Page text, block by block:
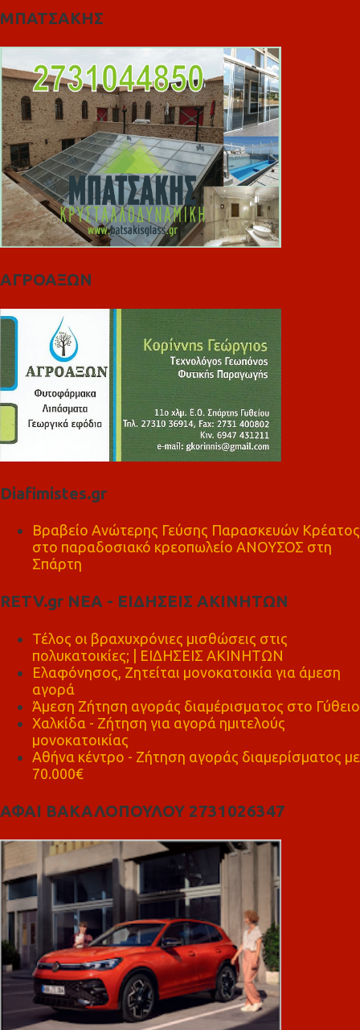
ΜΠΑΤΣΑΚΗΣ
ΑΓΡΟΑΞΩΝ
Diafimistes.gr
Βραβείο Ανώτερης Γεύσης Παρασκευών Κρέατος
στο παραδοσιακό κρεοπωλείο ΑΝΟΥΣΟΣ στη
Σπάρτη
RETV.gr ΝΕΑ - ΕΙΔΗΣΕΙΣ ΑΚΙΝΗΤΩΝ
Τέλος οι βραχυχρόνιες μισθώσεις στις
πολυκατοικίες; | ΕΙΔΗΣΕΙΣ ΑΚΙΝΗΤΩΝ
Ελαφόνησος, Ζητείται μονοκατοικία για άμεση
αγορά
Άμεση Ζήτηση αγοράς διαμέρισματος στο Γύθειο
Χαλκίδα - Ζήτηση για αγορά ημιτελούς
μονοκατοικίας
Αθήνα κέντρο - Ζήτηση αγοράς διαμερίσματος με
70.000€
ΑΦΑΙ ΒΑΚΑΛΟΠΟΥΛΟΥ 2731026347